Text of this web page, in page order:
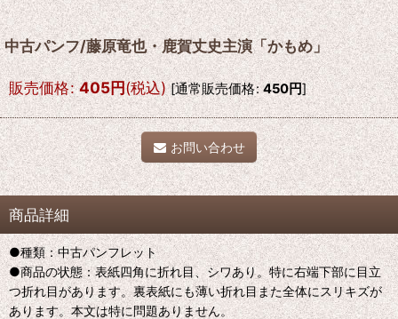
中古パンフ/藤原竜也・鹿賀丈史主演「かもめ」
販売価格: 405円(税込) [通常販売価格: 450円]
お問い合わせ
商品詳細
●種類：中古パンフレット
●商品の状態：表紙四角に折れ目、シワあり。特に右端下部に目立
つ折れ目があります。裏表紙にも薄い折れ目また全体にスリキズが
あります。本文は特に問題ありません。